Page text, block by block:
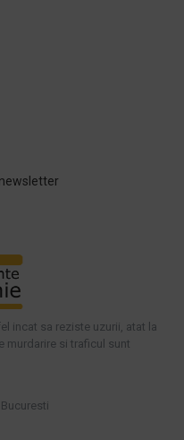
incat sa reziste uzurii, atat la
murdarire si traficul sunt